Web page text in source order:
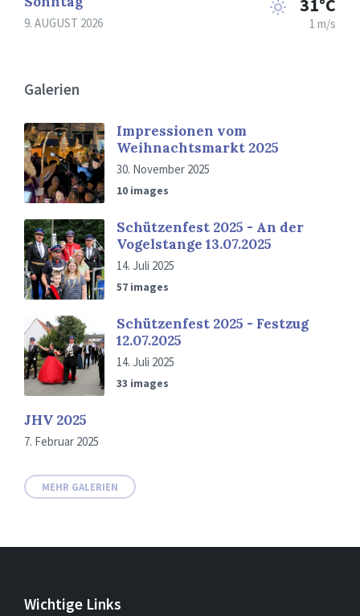
9. AUGUST 2026
31°C
1 m/s
Galerien
Impressionen vom
Weihnachtsmarkt 2025
30. November 2025
10 images
Schützenfest 2025 - An der
Vogelstange 13.07.2025
14. Juli 2025
57 images
Schützenfest 2025 - Festzug
12.07.2025
14. Juli 2025
33 images
JHV 2025
7. Februar 2025
MEHR GALERIEN
Wichtige Links